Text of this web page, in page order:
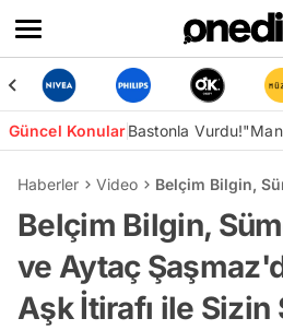
Güncel KonularBastonla Vurdu!
Haberler Video Belçim Bilgin,
Belçim Bilgin,
ve Aytaç
Aşk İtirafı ile Sizin